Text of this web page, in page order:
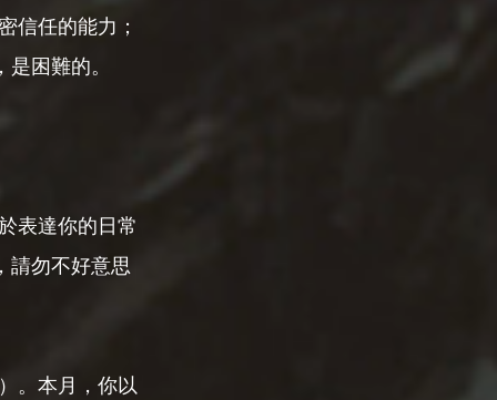
信任的能力；
困難的。
表達你的日常
請勿不好意思
。本月，你以